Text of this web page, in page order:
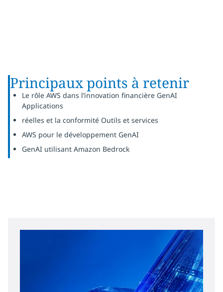
Principaux points à retenir
Le rôle AWS dans l’innovation financière GenAI
Applications
réelles et la conformité Outils et services
AWS pour le développement GenAI
GenAI utilisant Amazon Bedrock